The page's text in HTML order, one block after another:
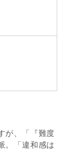
が、「『難度
。「違和感は